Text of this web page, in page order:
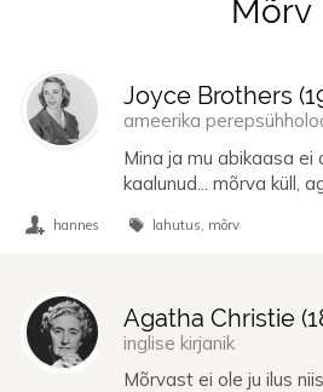
Tsitaadid teemalmõrv
Mõrv
Joyce Brothers (
ameerika
Mina ja mu abikaasa ei
kaalunud... mõrva küll,
hannes lahutus mõrv
Agatha Christie (
inglise kirjanik
Mõrvast ei ole ju ilus